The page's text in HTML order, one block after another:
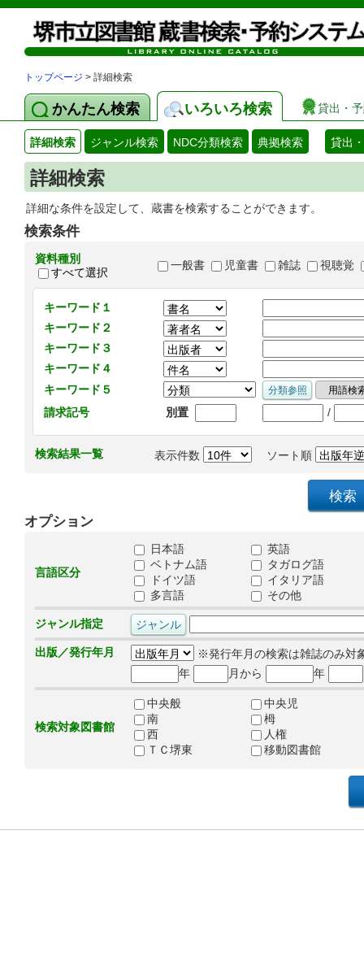
トップページ > 詳細検索
かんたん検索 いろいろ検索 貸出・
詳細検索 ジャンル検索 NDC分類検索 典拠検索 貸出
詳細検索
詳細な条件を設定して、蔵書を検索することができます。
検索条件
資料種別
すべて選択
一般書 児童書 雑誌 視聴覚
キーワード１
キーワード２
キーワード３
キーワード４
キーワード５
請求記号
別置 /
検索結果一覧 表示件数 ソート順
オプション
言語区分
日本語
英語
ベトナム語
タガログ語
ドイツ語
イタリア語
多言語
その他
ジャンル指定
出版／発行年月
※発行年月の検索は雑誌のみ対
年
月から 年
検索対象図書館
中央般
中央児
南
栂
西
人権
ＴＣ堺東
移動図書館